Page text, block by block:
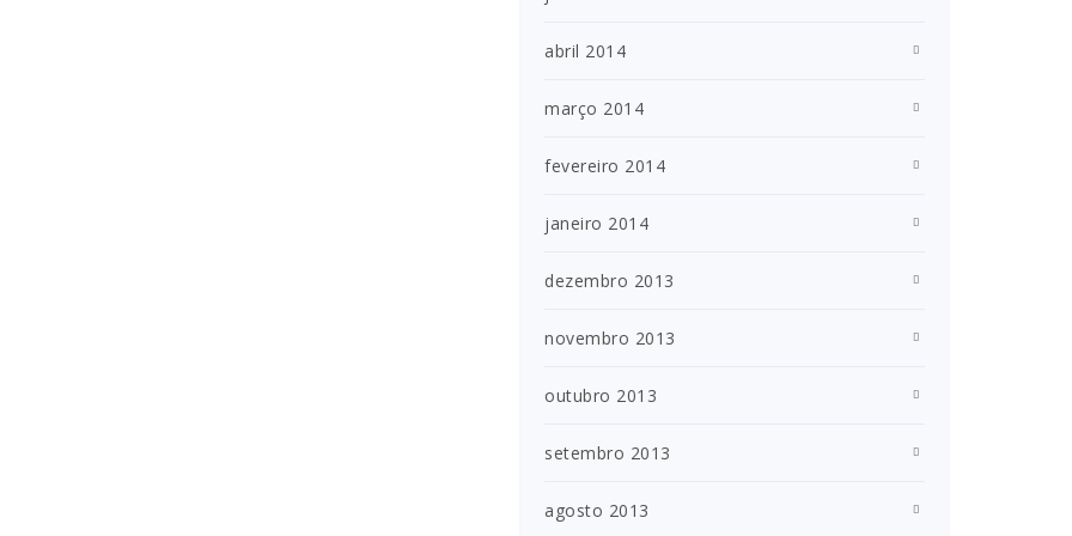
abril 2014
março 2014
fevereiro 2014
janeiro 2014
dezembro 2013
novembro 2013
outubro 2013
setembro 2013
agosto 2013